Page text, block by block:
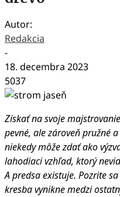
Autor:
Redakcia
-
18. decembra 2023
5037
Získať na svoje
pevné, ale zároveň pružné
niekedy môže zdať ako
lahodiaci vzhľad, ktorý
A predsa existuje. Pozrite
kresba vynikne medzi